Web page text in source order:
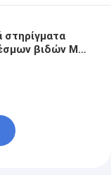
στηρίγματα
βιδών ΜΒ